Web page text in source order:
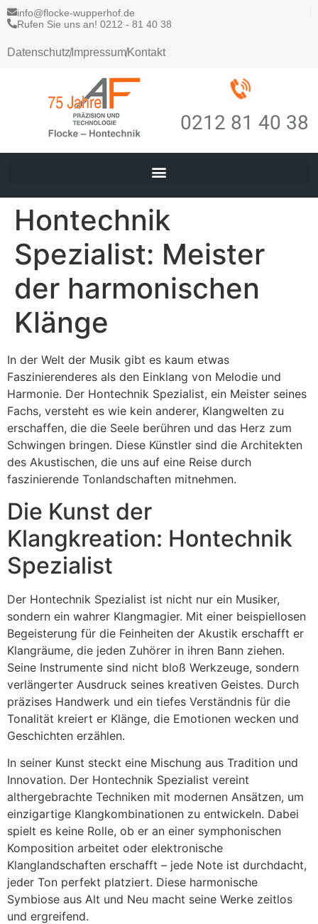
info@flocke-wupperhof.de
Rufen Sie uns an! 0212 - 81 40 38
DatenschutzImpressumKontakt
0212 81 40 38
Hontechnik
Spezialist: Meister
der harmonischen
Klänge
In der Welt der Musik gibt es kaum etwas
Faszinierenderes als den Einklang von Melodie und
Harmonie. Der Hontechnik Spezialist, ein Meister seines
Fachs, versteht es wie kein anderer, Klangwelten zu
erschaffen, die die Seele berühren und das Herz zum
Schwingen bringen. Diese Künstler sind die Architekten
des Akustischen, die uns auf eine Reise durch
faszinierende Tonlandschaften mitnehmen.
Die Kunst der
Klangkreation: Hontechnik
Spezialist
Der Hontechnik Spezialist ist nicht nur ein Musiker,
sondern ein wahrer Klangmagier. Mit einer beispiellosen
Begeisterung für die Feinheiten der Akustik erschafft er
Klangräume, die jeden Zuhörer in ihren Bann ziehen.
Seine Instrumente sind nicht bloß Werkzeuge, sondern
verlängerter Ausdruck seines kreativen Geistes. Durch
präzises Handwerk und ein tiefes Verständnis für die
Tonalität kreiert er Klänge, die Emotionen wecken und
Geschichten erzählen.
In seiner Kunst steckt eine Mischung aus Tradition und
Innovation. Der Hontechnik Spezialist vereint
althergebrachte Techniken mit modernen Ansätzen, um
einzigartige Klangkombinationen zu entwickeln. Dabei
spielt es keine Rolle, ob er an einer symphonischen
Komposition arbeitet oder elektronische
Klanglandschaften erschafft – jede Note ist durchdacht,
jeder Ton perfekt platziert. Diese harmonische
Symbiose aus Alt und Neu macht seine Werke zeitlos
und ergreifend.